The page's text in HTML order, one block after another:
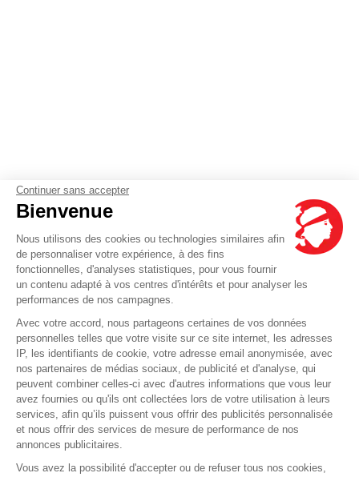
Continuer sans accepter
Bienvenue
Nous utilisons des cookies ou technologies similaires afin
de personnaliser votre expérience, à des fins
fonctionnelles, d'analyses statistiques, pour vous fournir
un contenu adapté à vos centres d'intérêts et pour analyser les
performances de nos campagnes.
Avec votre accord, nous partageons certaines de vos données
personnelles telles que votre visite sur ce site internet, les adresses
IP, les identifiants de cookie, votre adresse email anonymisée, avec
nos partenaires de médias sociaux, de publicité et d'analyse, qui
peuvent combiner celles-ci avec d'autres informations que vous leur
avez fournies ou qu'ils ont collectées lors de votre utilisation à leurs
services, afin qu’ils puissent vous offrir des publicités personnalisée
et nous offrir des services de mesure de performance de nos
annonces publicitaires.
Vous avez la possibilité d'accepter ou de refuser tous nos cookies,